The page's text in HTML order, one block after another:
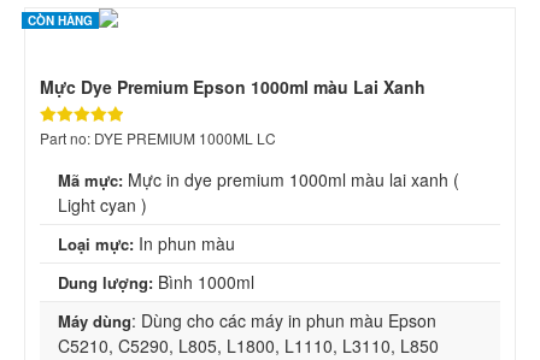
CÒN HÀNG
Mực Dye Premium Epson 1000ml màu Lai Xanh
Part no: DYE PREMIUM 1000ML LC
Mã mực: Mực in dye premium 1000ml màu lai xanh (
Light cyan )
Loại mực: In phun màu
Dung lượng: Bình 1000ml
Máy dùng: Dùng cho các máy in phun màu Epson
C5210, C5290, L805, L1800, L1110, L3110, L850